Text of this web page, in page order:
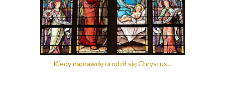
Kiedy naprawdę urodził się Chrystus...